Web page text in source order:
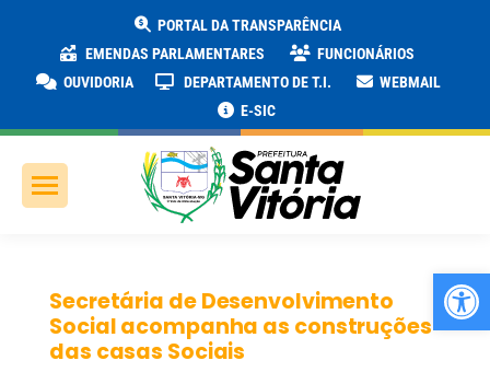
PORTAL DA TRANSPARÊNCIA
EMENDAS PARLAMENTARES
FUNCIONÁRIOS
OUVIDORIA
DEPARTAMENTO DE T.I.
WEBMAIL
E-SIC
Secretária de Desenvolvimento
Social acompanha as construções
das casas Sociais